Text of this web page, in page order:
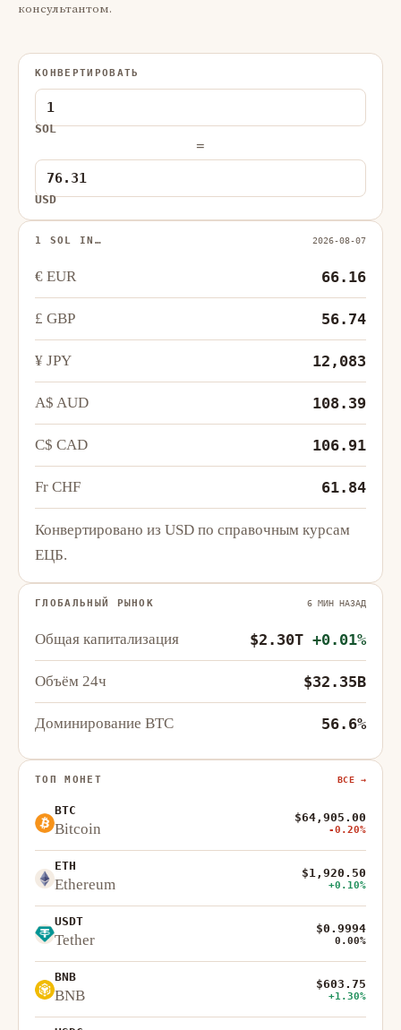
консультантом.
КОНВЕРТИРОВАТЬ
SOL
=
USD
1 SOL IN… 2026-08-07
€ EUR 66.16
£ GBP 56.74
¥ JPY 12,083
A$ AUD 108.39
C$ CAD 106.91
Fr CHF 61.84
Конвертировано из USD по справочным курсам
ЕЦБ.
ГЛОБАЛЬНЫЙ РЫНОК 6 МИН НАЗАД
Общая капитализация $2.30T +0.01%
Объём 24ч $32.35B
Доминирование BTC 56.6%
ТОП МОНЕТ ВСЕ →
BTC
Bitcoin
$64,905.00
-0.20%
ETH
Ethereum
$1,920.50
+0.10%
USDT
Tether
$0.9994
0.00%
BNB
BNB
$603.75
+1.30%